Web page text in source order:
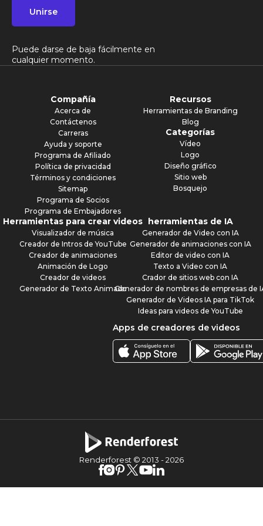
Unirse
Puede darse de baja fácilmente en
cualquier momento.
Compañía
Acerca de
Contáctenos
Carreras
Ayuda y soporte
Programa de Afiliado
Política de privacidad
Términos y condiciones
Sitemap
Programa de Socios
Programa de Embajadores
Recursos
Herramientas de Branding
Blog
Categorías
Vídeo
Logo
Diseño gráfico
Sitio web
Bosquejo
Herramientas para crear videos
Visualizador de música
Creador de Intros de YouTube
Creador de animaciones
Animación de Logo
Creador de videos
Generador de Texto Animado
herramientas de IA
Generador de Video con IA
Generador de animaciones con IA
Editor de video con IA
Texto a Video con IA
Crador de sitios web con IA
Generador de nombres de empresas de
Generador de Videos IA para TikTok
Ideas para videos de YouTube
Apps de creadores de videos
Renderforest © 2013 -2026